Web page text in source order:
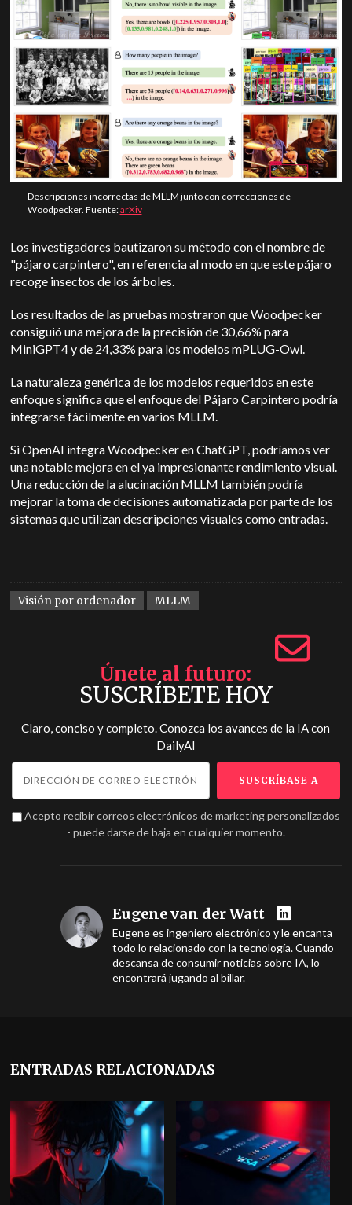
Descripciones incorrectas de MLLM junto con correcciones de
Woodpecker. Fuente:arXiv
Los investigadores bautizaron su método con el nombre de
"pájaro carpintero", en referencia al modo en que este pájaro
recoge insectos de los árboles.
Los resultados de las pruebas mostraron que Woodpecker
consiguió una mejora de la precisión de 30,66% para
MiniGPT4 y de 24,33% para los modelos mPLUG-Owl.
La naturaleza genérica de los modelos requeridos en este
enfoque significa que el enfoque del Pájaro Carpintero podría
integrarse fácilmente en varios MLLM.
Si OpenAI integra Woodpecker en ChatGPT, podríamos ver
una notable mejora en el ya impresionante rendimiento visual.
Una reducción de la alucinación MLLM también podría
mejorar la toma de decisiones automatizada por parte de los
sistemas que utilizan descripciones visuales como entradas.
Visión por ordenador MLLM
Únete al futuro
SUSCRÍBETE HOY
Claro, conciso y completo. Conozca los avances de la IA con
DailyAI
Acepto recibir correos electrónicos de marketing personalizados
- puede darse de baja en cualquier momento.
Eugene van der Watt
Eugene es ingeniero electrónico y le encanta
todo lo relacionado con la tecnología. Cuando
descansa de consumir noticias sobre IA, lo
encontrará jugando al billar.
ENTRADAS RELACIONADAS